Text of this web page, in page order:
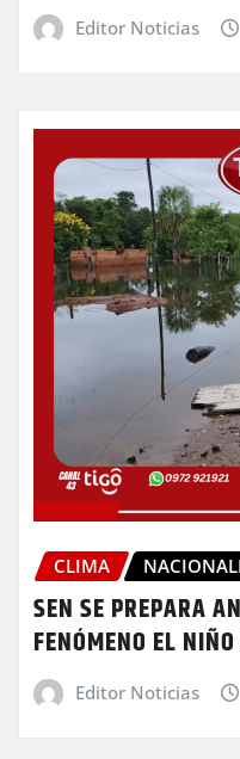
Editor Noticias
CLIMA
SEN SE PREPARA
FENÓMENO EL
Editor Noticias